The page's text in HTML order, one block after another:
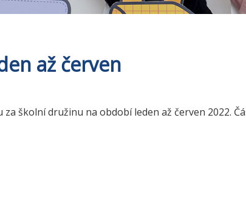
až červen
školní družinu na období leden až červen 2022.